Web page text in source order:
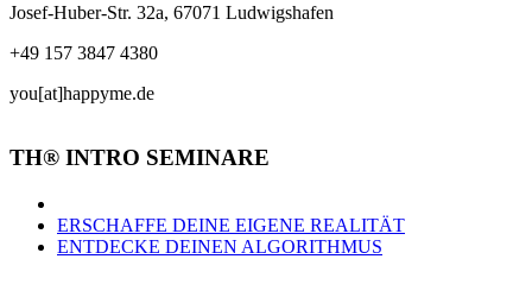
Josef-Huber-Str. 32a, 67071 Ludwigshafen
+49 157 3847 4380
you[at]happyme.de
TH® INTRO SEMINARE
ERSCHAFFE DEINE EIGENE REALITÄT
ENTDECKE DEINEN ALGORITHMUS